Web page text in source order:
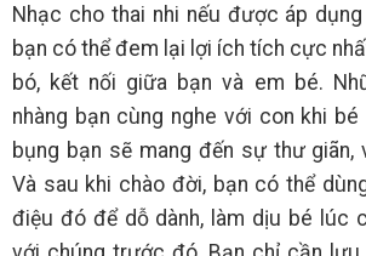
Nhạc cho thai nhi nếu được áp
bạn có thể đem lại lợi ích tích cực
bó, kết nối giữa bạn và em bé.
nhàng bạn cùng nghe với con khi
bụng bạn sẽ mang đến sự thư giãn,
Và sau khi chào đời, bạn có thể
điệu đó để dỗ dành, làm dịu bé lúc